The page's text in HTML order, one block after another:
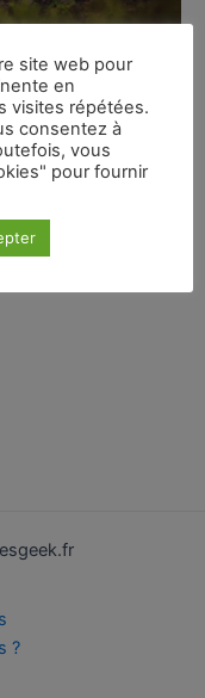
n’avez
page dans la base
?
site web pour
en
visites répétées.
consentez à
vous
pour fournir